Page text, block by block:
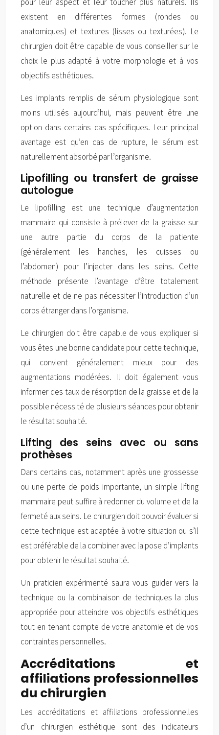
existent en différentes formes (rondes ou
anatomiques) et textures (lisses ou texturées). Le
chirurgien doit être capable de vous conseiller sur le
choix le plus adapté à votre morphologie et à vos
objectifs esthétiques.
Les implants remplis de sérum physiologique sont
moins utilisés aujourd’hui, mais peuvent être une
option dans certains cas spécifiques. Leur principal
avantage est qu’en cas de rupture, le sérum est
naturellement absorbé par l’organisme.
Lipofilling ou transfert de graisse
autologue
Le lipofilling est une technique d’augmentation
mammaire qui consiste à prélever de la graisse sur
une autre partie du corps de la patiente
(généralement les hanches, les cuisses ou
l’abdomen) pour l’injecter dans les seins. Cette
méthode présente l’avantage d’être totalement
naturelle et de ne pas nécessiter l’introduction d’un
corps étranger dans l’organisme.
Le chirurgien doit être capable de vous expliquer si
vous êtes une bonne candidate pour cette technique,
qui convient généralement mieux pour des
augmentations modérées. Il doit également vous
informer des taux de résorption de la graisse et de la
possible nécessité de plusieurs séances pour obtenir
le résultat souhaité.
Lifting des seins avec ou sans
prothèses
Dans certains cas, notamment après une grossesse
ou une perte de poids importante, un simple lifting
mammaire peut suffire à redonner du volume et de la
fermeté aux seins. Le chirurgien doit pouvoir évaluer si
cette technique est adaptée à votre situation ou s’il
est préférable de la combiner avec la pose d’implants
pour obtenir le résultat souhaité.
Un praticien expérimenté saura vous guider vers la
technique ou la combinaison de techniques la plus
appropriée pour atteindre vos objectifs esthétiques
tout en tenant compte de votre anatomie et de vos
contraintes personnelles.
Accréditations et
affiliations professionnelles
du chirurgien
Les accréditations et affiliations professionnelles
d’un chirurgien esthétique sont des indicateurs